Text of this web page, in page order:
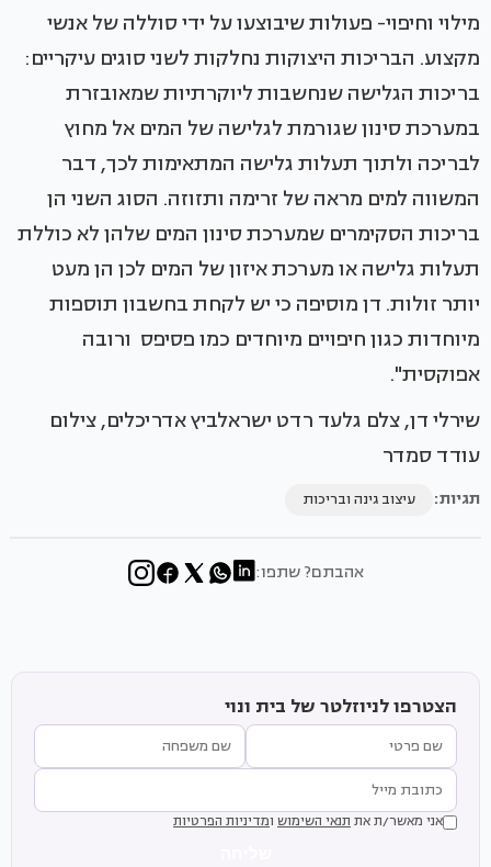
מילוי וחיפוי- פעולות שיבוצעו על ידי סוללה של אנשי
מקצוע. הבריכות היצוקות נחלקות לשני סוגים עיקריים:
בריכות הגלישה שנחשבות ליוקרתיות שמאובזרת
במערכת סינון שגורמת לגלישה של המים אל מחוץ
לבריכה ולתוך תעלות גלישה המתאימות לכך, דבר
המשווה למים מראה של זרימה ותזוזה. הסוג השני הן
בריכות הסקימרים שמערכת סינון המים שלהן לא כוללת
תעלות גלישה או מערכת איזון של המים לכן הן מעט
יותר זולות. דן מוסיפה כי יש לקחת בחשבון תוספות
מיוחדות כגון חיפויים מיוחדים כמו פסיפס ורובה
אפוקסית".
שירלי דן, צלם גלעד רדט ישראלביץ אדריכלים, צילום
עודד סמדר
תגיות: עיצוב גינה ובריכות
אהבתם? שתפו:
הצטרפו לניוזלטר של בית ונוי
אני מאשר/ת את תנאי השימוש ומדיניות הפרטיות